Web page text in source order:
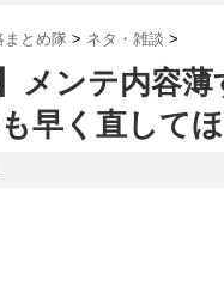
まとめ隊 > ネタ・雑談 >
】メンテ内容
早く直して